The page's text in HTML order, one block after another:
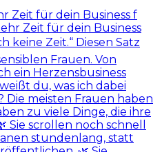
Zeit für dein Business f